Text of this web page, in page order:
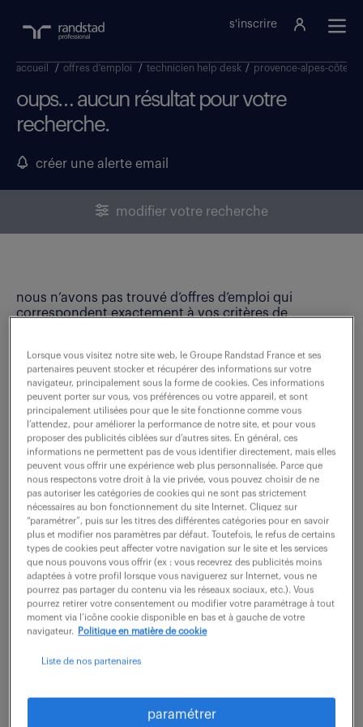
s'inscrire
accueil / offres d'emploi / technicien help desk / provence-alpes-côte d
oups… aucun résultat pour votre
recherche.
créer une alerte email
modifier votre recherche
nous n’avons pas trouvé d’offres d’emploi qui
correspondent exactement à vos critères de
ne ratez aucune
opportunité.
recevez chaque semaine par mail les offres qui
correspondent à votre dernière recherche.
créer une alerte
partagez-nous
Lorsque vous visitez notre site web, le Groupe Randstad France et ses
partenaires peuvent stocker et récupérer des informations sur votre
navigateur, principalement sous la forme de cookies. Ces informations
peuvent porter sur vous, vos préférences ou votre appareil, et sont
principalement utilisées pour que le site fonctionne comme vous
l’attendez, pour améliorer la performance de notre site, et pour vous
proposer des publicités ciblées sur d’autres sites. En général, ces
informations ne permettent pas de vous identifier directement, mais elles
peuvent vous offrir une expérience web plus personnalisée. Parce que
nous respectons votre droit à la vie privée, vous pouvez choisir de ne
pas autoriser les catégories de cookies qui ne sont pas strictement
nécessaires au bon fonctionnement du site Internet. Cliquez sur
“paramétrer”, puis sur les titres des différentes catégories pour en savoir
plus et modifier nos paramètres par défaut. Toutefois, le refus de certains
types de cookies peut affecter votre navigation sur le site et les services
que nous pouvons vous offrir (ex : vous recevrez des publicités moins
adaptées à votre profil lorsque vous naviguerez sur Internet, vous ne
pourrez pas partager du contenu via les réseaux sociaux, etc.). Vous
pourrez retirer votre consentement ou modifier votre paramétrage à tout
moment via l’icône cookie disponible en bas et à gauche de votre
navigateur.
Politique en matière de cookie
Liste de nos partenaires
paramétrer